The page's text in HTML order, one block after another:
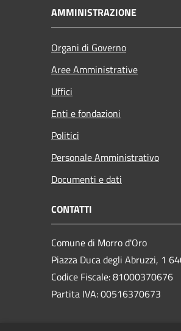
AMMINISTRAZIONE
Organi di Governo
Aree Amministrative
Uffici
Enti e fondazioni
Politici
Personale Amministrativo
Documenti e dati
CONTATTI
Comune di Morro d'Oro
Piazza Duca degli Abruzzi, 1
Codice Fiscale: 81000370676
Partita IVA: 00516370673